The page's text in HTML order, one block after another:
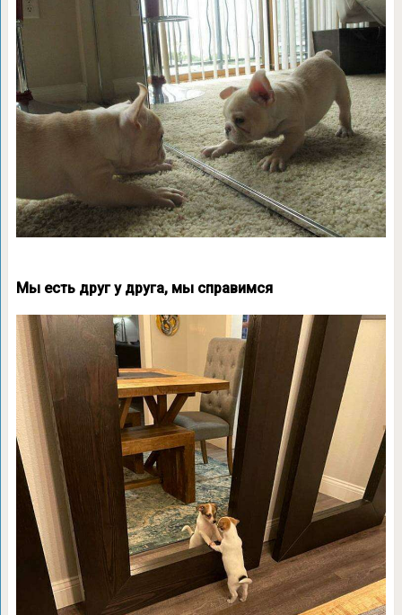
Мы есть друг у друга, мы справимся